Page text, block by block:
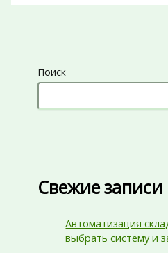
Поиск
Свежие записи
Автоматизация
выбрать систему и